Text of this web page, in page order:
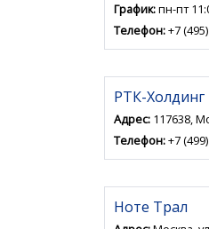
График:пн-пт
Телефон:+7
РТК-Холдинг
Адрес: 117638,
Телефон:+7
Ноте Трал